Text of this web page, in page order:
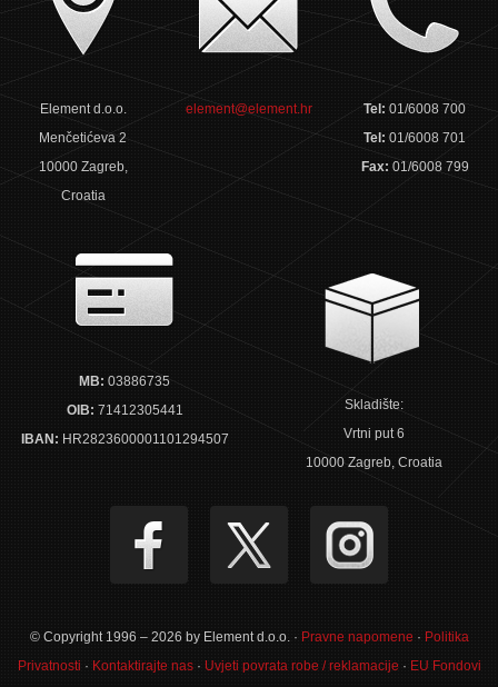
Element d.o.o.
Menčetićeva 2
10000 Zagreb,
Croatia
element@element.hr Tel:01/6008 700
Tel:01/6008 701
Fax: 01/6008 799
MB: 03886735
OIB: 71412305441
IBAN: HR2823600001101294507
Skladište:
Vrtni put 6
10000 Zagreb, Croatia
© Copyright 1996 – 2026 by Element d.o.o. · Pravne napomene · Politika
Privatnosti · Kontaktirajte nas· Uvjeti povrata robe / reklamacije · EU Fondovi